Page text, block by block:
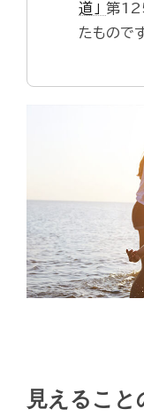
道」 第
たものです
見えること